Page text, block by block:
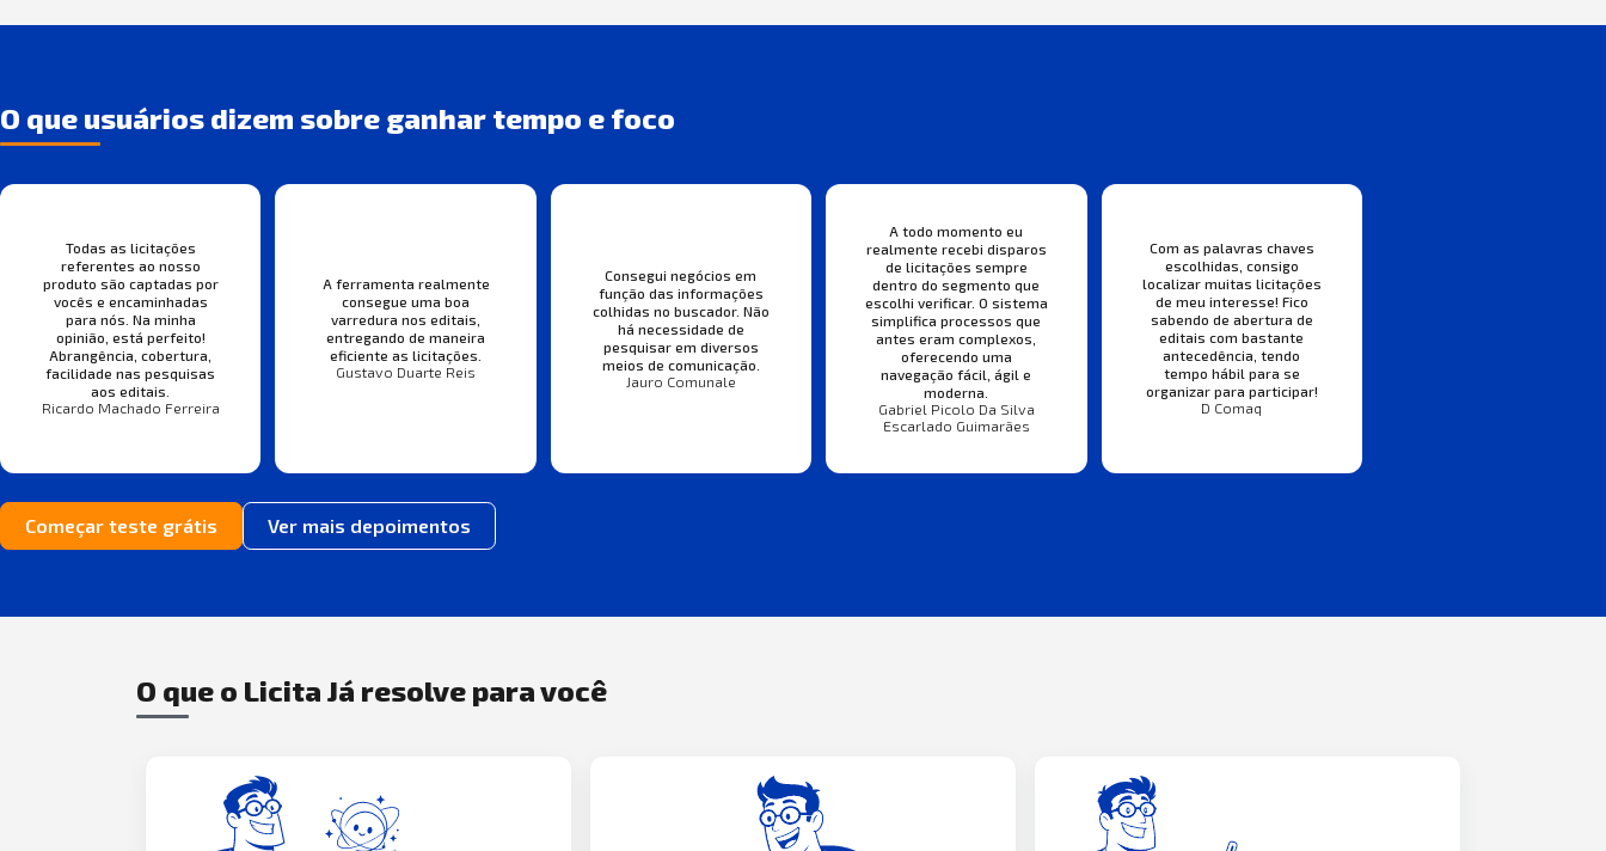
O que usuários dizem sobre ganhar tempo e foco
Todas as licitações
referentes ao nosso
produto são captadas por
vocês e encaminhadas
para nós. Na minha
opinião, está perfeito!
Abrangência, cobertura,
facilidade nas pesquisas
aos editais.
Ricardo Machado Ferreira
A ferramenta realmente
consegue uma boa
varredura nos editais,
entregando de maneira
eficiente as licitações.
Gustavo Duarte Reis
Consegui negócios em
função das informações
colhidas no buscador. Não
há necessidade de
pesquisar em diversos
meios de comunicação.
Jauro Comunale
A todo momento eu
realmente recebi disparos
de licitações sempre
dentro do segmento que
escolhi verificar. O sistema
simplifica processos que
antes eram complexos,
oferecendo uma
navegação fácil, ágil e
moderna.
Gabriel Picolo Da Silva
Escarlado Guimarães
Com as palavras chaves
escolhidas, consigo
localizar muitas licitações
de meu interesse! Fico
sabendo de abertura de
editais com bastante
antecedência, tendo
tempo hábil para se
organizar para participar!
D Comaq
Começar teste grátis Ver mais depoimentos
O que o Licita Já resolve para você